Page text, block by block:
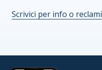
Scrivici per info o reclami